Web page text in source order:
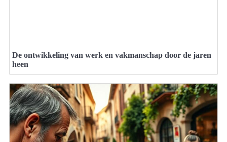
De ontwikkeling van werk en vakmanschap door de jaren
heen